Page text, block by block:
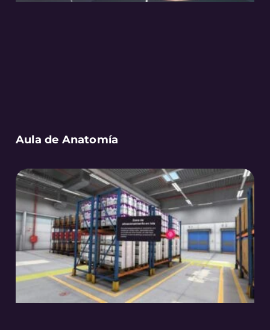
Aula de Anatomía